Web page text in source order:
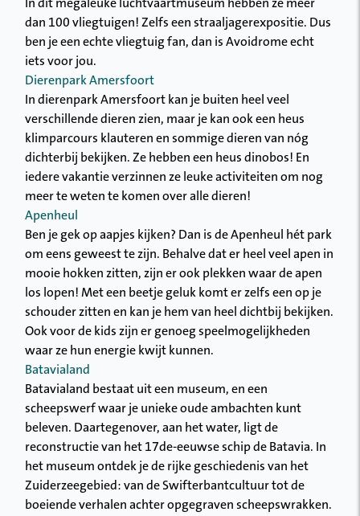
In dit megaleuke luchtvaartmuseum hebben ze meer
dan 100 vliegtuigen! Zelfs een straaljagerexpositie. Dus
ben je een echte vliegtuig fan, dan is Avoidrome echt
iets voor jou.
Dierenpark Amersfoort
In dierenpark Amersfoort kan je buiten heel veel
verschillende dieren zien, maar je kan ook een heus
klimparcours klauteren en sommige dieren van nóg
dichterbij bekijken. Ze hebben een heus dinobos! En
iedere vakantie verzinnen ze leuke activiteiten om nog
meer te weten te komen over alle dieren!
Apenheul
Ben je gek op aapjes kijken? Dan is de Apenheul hét park
om eens geweest te zijn. Behalve dat er heel veel apen in
mooie hokken zitten, zijn er ook plekken waar de apen
los lopen! Met een beetje geluk komt er zelfs een op je
schouder zitten en kan je hem van heel dichtbij bekijken.
Ook voor de kids zijn er genoeg speelmogelijkheden
waar ze hun energie kwijt kunnen.
Batavialand
Batavialand bestaat uit een museum, en een
scheepswerf waar je unieke oude ambachten kunt
beleven. Daartegenover, aan het water, ligt de
reconstructie van het 17de-eeuwse schip de Batavia. In
het museum ontdek je de rijke geschiedenis van het
Zuiderzeegebied: van de Swifterbantcultuur tot de
boeiende verhalen achter opgegraven scheepswrakken.